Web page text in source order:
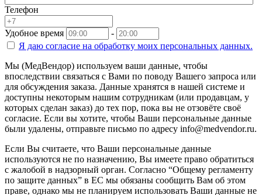
Телефон
Удобное время
-
Я даю согласие на обработку моих персональных данных.
Мы (МедВендор) используем ваши данные, чтобы
впоследствии связаться с Вами по поводу Вашего запроса или
для обсуждения заказа. Данные хранятся в нашей системе и
доступны некоторым нашим сотрудникам (или продавцам, у
которых сделан заказ) до тех пор, пока вы не отзовёте своё
согласие. Если вы хотите, чтобы Ваши персональные данные
были удалены, отправьте письмо по адресу info@medvendor.ru.
Если Вы считаете, что Ваши персональные данные
используются не по назначению, Вы имеете право обратиться
с жалобой в надзорный орган. Согласно “Общему регламенту
по защите данных” в ЕС мы обязаны сообщить Вам об этом
праве, однако мы не планируем использовать Ваши данные не